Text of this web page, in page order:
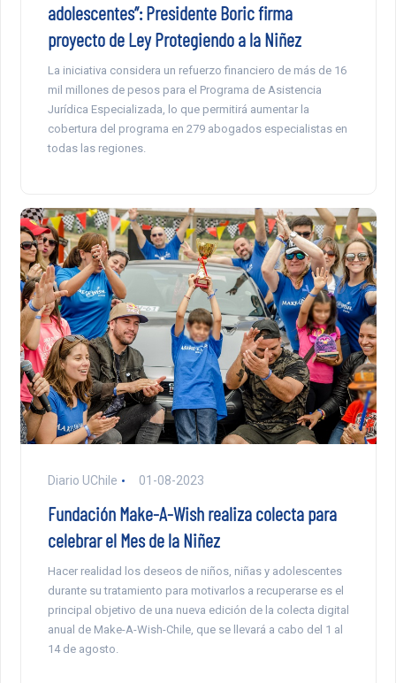
adolescentes”: Presidente Boric firma
proyecto de Ley Protegiendo a la Niñez
La iniciativa considera un refuerzo financiero de más de 16
mil millones de pesos para el Programa de Asistencia
Jurídica Especializada, lo que permitirá aumentar la
cobertura del programa en 279 abogados especialistas en
todas las regiones.
Diario UChile 01-08-2023
Fundación Make-A-Wish realiza colecta para
celebrar el Mes de la Niñez
Hacer realidad los deseos de niños, niñas y adolescentes
durante su tratamiento para motivarlos a recuperarse es el
principal objetivo de una nueva edición de la colecta digital
anual de Make-A-Wish-Chile, que se llevará a cabo del 1 al
14 de agosto.